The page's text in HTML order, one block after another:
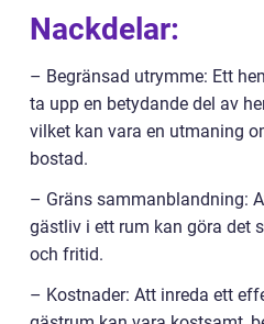
Nackdelar:
– Begränsad utrymme: Ett
ta upp en betydande del av
vilket kan vara en utmaning
bostad.
– Gräns sammanblandning:
gästliv i ett rum kan göra det
och fritid.
– Kostnader: Att inreda ett